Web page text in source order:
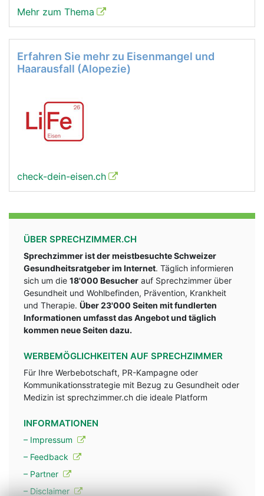
Mehr zum Thema
Erfahren Sie mehr zu Eisenmangel und
Haarausfall (Alopezie)
check-dein-eisen.ch
ÜBER SPRECHZIMMER.CH
Sprechzimmer ist der meistbesuchte Schweizer
Gesundheitsratgeber im Internet. Täglich informieren
sich um die 18'000 Besucher auf Sprechzimmer über
Gesundheit und Wohlbefinden, Prävention, Krankheit
und Therapie. Über 23'000 Seiten mit fundlerten
Informationen umfasst das Angebot und täglich
kommen neue Seiten dazu.
WERBEMÖGLICHKEITEN AUF SPRECHZIMMER
Für Ihre Werbebotschaft, PR-Kampagne oder
Kommunikationsstrategie mit Bezug zu Gesundheit oder
Medizin ist sprechzimmer.ch die ideale Platform
INFORMATIONEN
– Impressum
– Feedback
– Partner
– Disclaimer